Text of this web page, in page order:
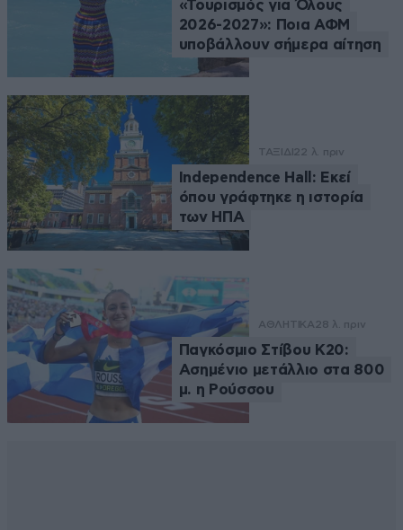
«Τουρισμός για Όλους
2026-2027»: Ποια ΑΦΜ
υποβάλλουν σήμερα αίτηση
ΤΑΞΙΔΙ22 λ. πριν
Independence Hall: Εκεί
όπου γράφτηκε η ιστορία
των ΗΠΑ
ΑΘΛΗΤΙΚΑ28 λ. πριν
Παγκόσμιο Στίβου Κ20:
Ασημένιο μετάλλιο στα 800
μ. η Ρούσσου